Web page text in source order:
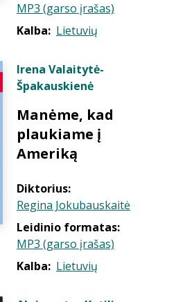
MP3 (garso įrašas)
Kalba: Lietuvių
Irena Valaitytė-
Špakauskienė
Manėme, kad
plaukiame į
Ameriką
Diktorius:
Regina Jokubauskaitė
Leidinio formatas:
MP3 (garso įrašas)
Kalba: Lietuvių